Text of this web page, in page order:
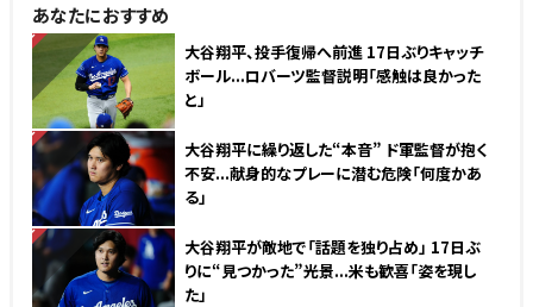
あなたにおすすめ
NEW
大谷翔平、投手復帰へ前進 17日ぶりキャッチ
ボール...ロバーツ監督説明「感触は良かった
と」
NEW
大谷翔平に繰り返した“本音” ド軍監督が抱く
不安...献身的なプレーに潜む危険「何度かあ
る」
NEW
大谷翔平が敵地で「話題を独り占め」 17日ぶ
りに“見つかった”光景...米も歓喜「姿を現し
た」